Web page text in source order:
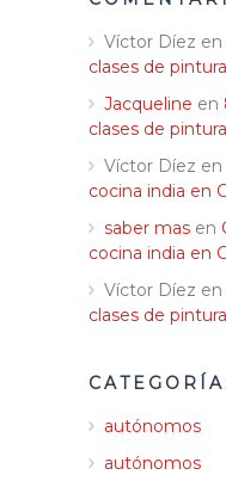
Víctor Díez en
clases de
Jacqueline en
clases de
Víctor Díez en
cocina india en
saber mas en
cocina india en
Víctor Díez en
clases de
autónomos
autónomos